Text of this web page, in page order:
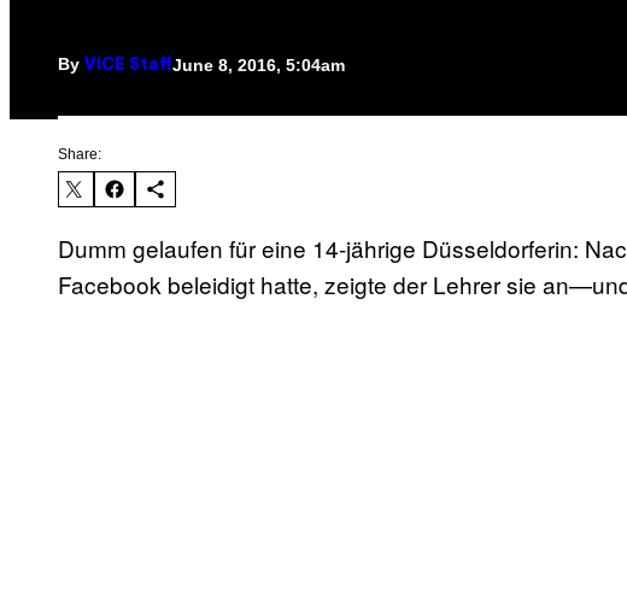
By VICE StaffJune 8, 2016, 5:04am
Share:
Dumm gelaufen für eine 14-jährige Düsseldorferin:
Facebook beleidigt hatte, zeigte der Lehrer sie